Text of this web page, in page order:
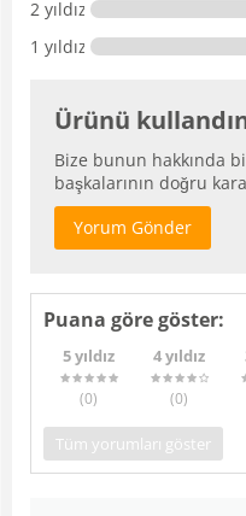
2 yıldız
1 yıldız
Ürünü
Bize bunun hakkında
başkalarının doğru
Yorum Gönder
Puana göre göster:
5 yıldız
(0)
4 yıldız
(0)
Tüm yorumları göster